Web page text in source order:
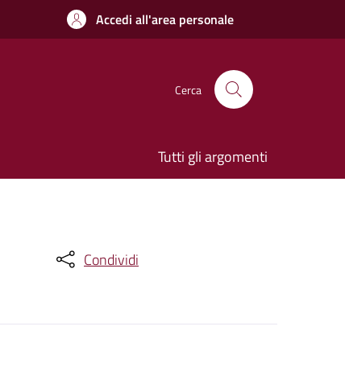
Accedi all'area personale
Cerca
Tutti gli argomenti
Condividi